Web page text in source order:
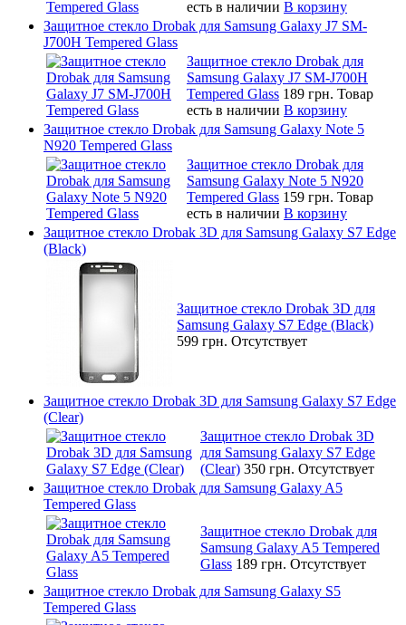
есть в наличии В корзину
Защитное стекло Drobak для Samsung Galaxy J7 SM-
J700H Tempered Glass
Защитное стекло Drobak для
Samsung Galaxy J7 SM-J700H
Tempered Glass 189 грн. Товар
есть в наличии В корзину
Защитное стекло Drobak для Samsung Galaxy Note 5
N920 Tempered Glass
Защитное стекло Drobak для
Samsung Galaxy Note 5 N920
Tempered Glass 159 грн. Товар
есть в наличии В корзину
Защитное стекло Drobak 3D для Samsung Galaxy S7 Edge
(Black)
Защитное стекло Drobak 3D для
Samsung Galaxy S7 Edge (Black)
599 грн. Отсутствует
Защитное стекло Drobak 3D для Samsung Galaxy S7 Edge
(Clear)
Защитное стекло Drobak 3D
для Samsung Galaxy S7 Edge
(Clear) 350 грн. Отсутствует
Защитное стекло Drobak для Samsung Galaxy A5
Tempered Glass
Защитное стекло Drobak для
Samsung Galaxy A5 Tempered
Glass 189 грн. Отсутствует
Защитное стекло Drobak для Samsung Galaxy S5
Tempered Glass